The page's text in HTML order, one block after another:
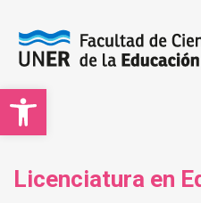
Open toolbar
Facultad de Ciencias de
Sitio oficial de la Facultad de
Licenciatura en